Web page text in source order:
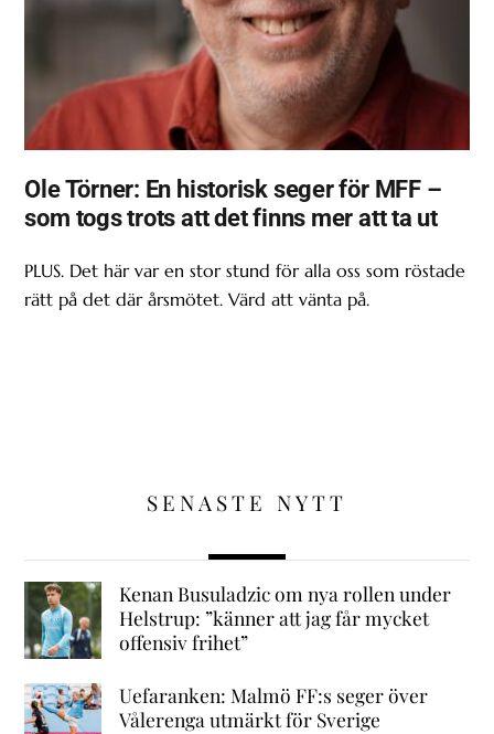
Ole Törner: En historisk seger för MFF –
som togs trots att det finns mer att ta ut
PLUS. Det här var en stor stund för alla oss som röstade
rätt på det där årsmötet. Värd att vänta på.
SENASTE NYTT
Kenan Busuladzic om nya rollen under
Helstrup: ”känner att jag får mycket
offensiv frihet”
Uefaranken: Malmö FF:s seger över
Vålerenga utmärkt för Sverige